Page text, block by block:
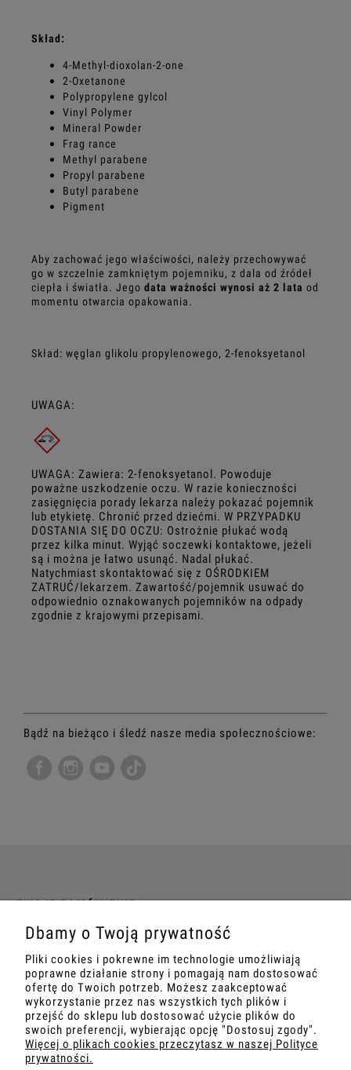
Skład:
4-Methyl-dioxolan-2-one
2-Oxetanone
Polypropylene gylcol
Vinyl Polymer
Mineral Powder
Frag rance
Methyl parabene
Propyl parabene
Butyl parabene
Pigment
Aby zachować jego właściwości, należy przechowywać
go w szczelnie zamkniętym pojemniku, z dala od źródeł
ciepła i światła. Jego data ważności wynosi aż 2 lata od
momentu otwarcia opakowania.
Skład: węglan glikolu propylenowego, 2-fenoksyetanol
UWAGA:
UWAGA: Zawiera: 2-fenoksyetanol. Powoduje
poważne uszkodzenie oczu. W razie konieczności
zasięgnięcia porady lekarza należy pokazać pojemnik
lub etykietę. Chronić przed dziećmi. W PRZYPADKU
DOSTANIA SIĘ DO OCZU: Ostrożnie płukać wodą
przez kilka minut. Wyjąć soczewki kontaktowe, jeżeli
są i można je łatwo usunąć. Nadal płukać.
Natychmiast skontaktować się z OŚRODKIEM
ZATRUĆ/lekarzem. Zawartość/pojemnik usuwać do
odpowiednio oznakowanych pojemników na odpady
zgodnie z krajowymi przepisami.
Bądź na bieżąco i śledź nasze media społecznościowe:
TWOJE ZAMÓWIENIE
INFORMACJE
MARKETING
SZKOLENIA
Dbamy o Twoją prywatność
Pliki cookies i pokrewne im technologie umożliwiają
poprawne działanie strony i pomagają nam dostosować
ofertę do Twoich potrzeb. Możesz zaakceptować
wykorzystanie przez nas wszystkich tych plików i
przejść do sklepu lub dostosować użycie plików do
swoich preferencji, wybierając opcję "Dostosuj zgody".
Więcej o plikach cookies przeczytasz w naszej Polityce
prywatności.